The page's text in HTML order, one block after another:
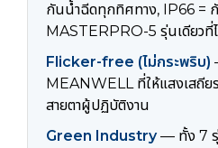
กันน้ำฉีดทุกทิศทาง, IP66 =
MASTERPRO-5 รุ่นเดียวที่
Flicker-free (ไม่กระพริบ)
MEANWELL ที่ให้แสงเสถีย
สายตาผู้ปฏิบัติงาน
Green Industry— ทั้ง 7 รุ่